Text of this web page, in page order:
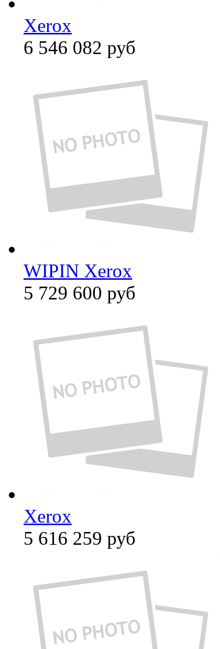
Xerox
6 546 082 руб
WIPIN Xerox
5 729 600 руб
Xerox
5 616 259 руб